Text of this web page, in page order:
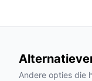
IP67-
Wat
In
Andere opties die